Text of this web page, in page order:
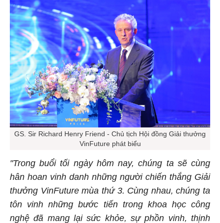
GS. Sir Richard Henry Friend - Chủ tịch Hội đồng Giải thưởng
VinFuture phát biểu
"Trong buổi tối ngày hôm nay, chúng ta sẽ cùng
hân hoan vinh danh những người chiến thắng Giải
thưởng VinFuture mùa thứ 3. Cùng nhau, chúng ta
tôn vinh những bước tiến trong khoa học công
nghệ đã mang lại sức khỏe, sự phồn vinh, thịnh